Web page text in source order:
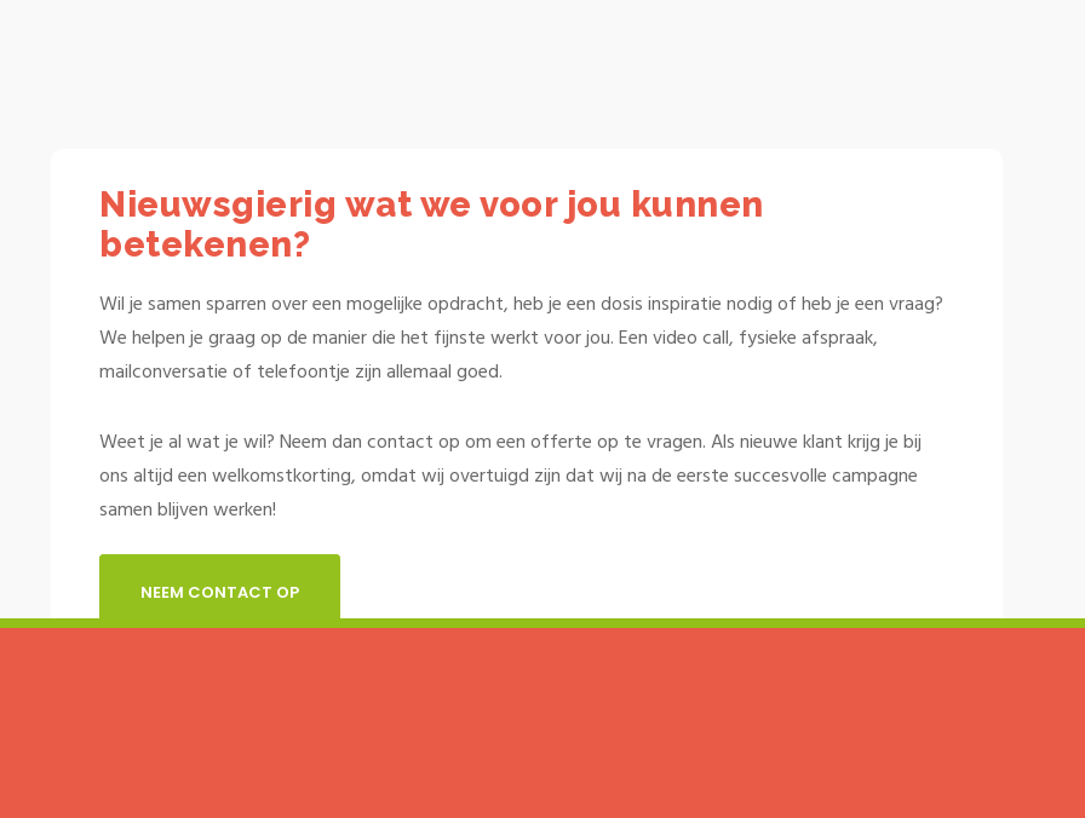
Nieuwsgierig wat we voor jou kunnen
betekenen?
Wil je samen sparren over een mogelijke opdracht, heb je een dosis inspiratie nodig of heb je een vraag?
We helpen je graag op de manier die het fijnste werkt voor jou. Een video call, fysieke afspraak,
mailconversatie of telefoontje zijn allemaal goed.
Weet je al wat je wil? Neem dan contact op om een offerte op te vragen. Als nieuwe klant krijg je bij
ons altijd een welkomstkorting, omdat wij overtuigd zijn dat wij na de eerste succesvolle campagne
samen blijven werken!
NEEM CONTACT OP